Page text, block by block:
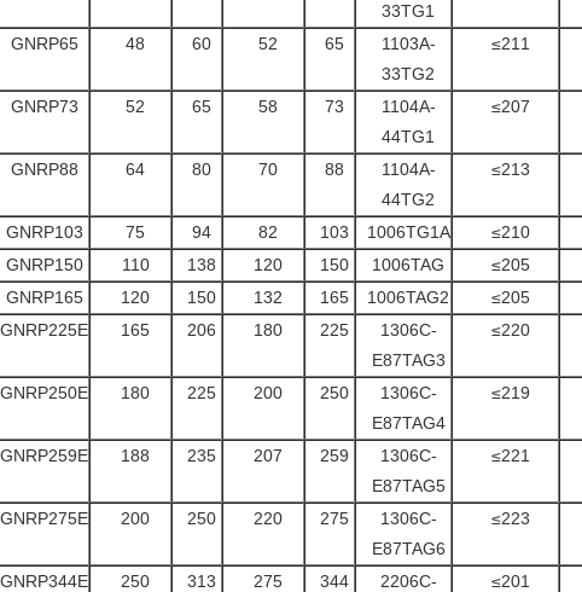
33TG1
GNRP65 48 60 52 65
1103A-
33TG2
≤211
GNRP73 52 65 58 73
1104A-
44TG1
≤207
GNRP88 64 80 70 88
1104A-
44TG2
≤213
GNRP103 75 94 82 103 1006TG1A ≤210
GNRP150
110 138 120 150 1006TAG ≤205
GNRP165
120 150 132 165 1006TAG2 ≤205
GNRP225E
165 206 180 225
1306C-
E87TAG3
≤220
GNRP250E 180 225 200 250
1306C-
E87TAG4
≤219
GNRP259E 188 235 207 259
1306C-
E87TAG5
≤221
GNRP275E 200 250 220 275
1306C-
E87TAG6
≤223
GNRP344E 250 313 275 344
2206C-
≤201